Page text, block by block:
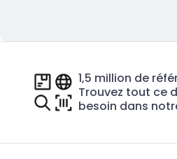
1,5 million de
Trouvez tout ce
besoin dans